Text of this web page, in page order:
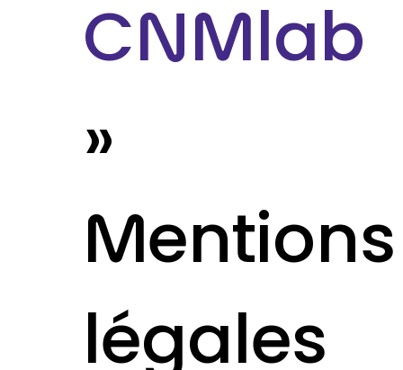
CNMlab
»
Mentions
légales